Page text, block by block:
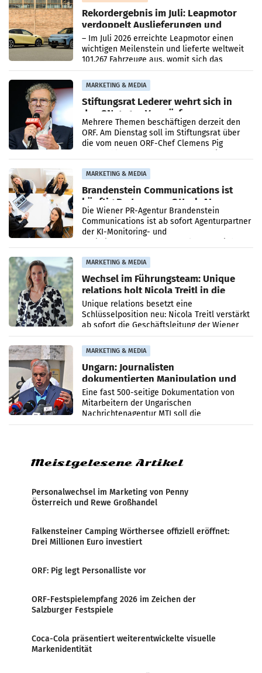
Rekordergebnis im Juli: Leapmotor
verdoppelt Auslieferungen und
überschreitet die 100.000er-Marke
– Im Juli 2026 erreichte Leapmotor einen
wichtigen Meilenstein und lieferte weltweit
101.267 Fahrzeuge aus, womit sich das
Ergebnis gegenüber Juli 2025 mehr als
verdoppelte (+102
MARKETING & MEDIA
Stiftungsrat Lederer wehrt sich in
den SN gegen Vorwürfe
Mehrere Themen beschäftigen derzeit den
ORF. Am Dienstag soll im Stiftungsrat über
die vom neuen ORF-Chef Clemens Pig
MARKETING & MEDIA
Brandenstein Communications ist
künftig Partner von OtterlyAI
Die Wiener PR-Agentur Brandenstein
Communications ist ab sofort Agenturpartner
der KI-Monitoring- und
MARKETING & MEDIA
Wechsel im Führungsteam: Unique
relations holt Nicola Treitl in die
Geschäftsleitung
Unique relations besetzt eine
Schlüsselposition neu: Nicola Treitl verstärkt
ab sofort die Geschäftsleitung der Wiener
PR-Agentur an der Seite von Josef Kalina und
Anna Kalina-Mahr.
MARKETING & MEDIA
Ungarn: Journalisten
dokumentierten Manipulation und
Zensur
Eine fast 500-seitige Dokumentation von
Mitarbeitern der Ungarischen
Nachrichtenagentur MTI soll die
systematische Nachrichten-Manipulation und
Meistgelesene Artikel
Personalwechsel im Marketing von Penny
Österreich und Rewe Großhandel
Falkensteiner Camping Wörthersee offiziell eröffnet:
Drei Millionen Euro investiert
ORF: Pig legt Personalliste vor
ORF-Festspielempfang 2026 im Zeichen der
Salzburger Festspiele
Coca-Cola präsentiert weiterentwickelte visuelle
Markenidentität